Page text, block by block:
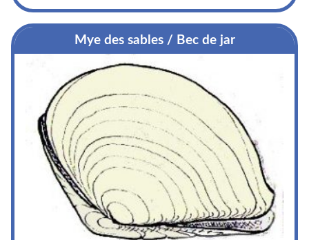
Mye des sables / Bec de jar